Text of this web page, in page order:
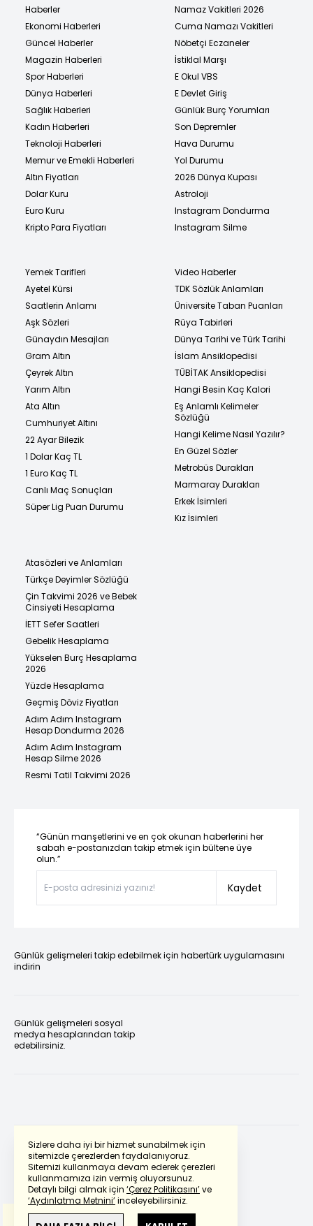
Sizlere daha iyi bir hizmet sunabilmek için
sitemizde çerezlerden faydalanıyoruz.
Sitemizi kullanmaya devam ederek çerezleri
kullanmamıza izin vermiş oluyorsunuz.
Detaylı bilgi almak için ‘Çerez Politikasını’ve
‘Aydınlatma Metnini’inceleyebilirsiniz.
Haberler
Ekonomi Haberleri
Güncel Haberler
Magazin Haberleri
Spor Haberleri
Dünya Haberleri
Sağlık Haberleri
Kadın Haberleri
Teknoloji Haberleri
Memur ve Emekli Haberleri
Altın Fiyatları
Dolar Kuru
Euro Kuru
Kripto Para Fiyatları
Namaz Vakitleri 2026
Cuma Namazı Vakitleri
Nöbetçi Eczaneler
İstiklal Marşı
E Okul VBS
E Devlet Giriş
Günlük Burç Yorumları
Son Depremler
Hava Durumu
Yol Durumu
2026 Dünya Kupası
Astroloji
Instagram Dondurma
Instagram Silme
Yemek Tarifleri
Ayetel Kürsi
Saatlerin Anlamı
Aşk Sözleri
Günaydın Mesajları
Gram Altın
Çeyrek Altın
Yarım Altın
Ata Altın
Cumhuriyet Altını
22 Ayar Bilezik
1 Dolar Kaç TL
1 Euro Kaç TL
Canlı Maç Sonuçları
Süper Lig Puan Durumu
Video Haberler
TDK Sözlük Anlamları
Üniversite Taban Puanları
Rüya Tabirleri
Dünya Tarihi ve Türk Tarihi
İslam Ansiklopedisi
TÜBİTAK Ansiklopedisi
Hangi Besin Kaç Kalori
Eş Anlamlı Kelimeler
Sözlüğü
Hangi Kelime Nasıl Yazılır?
En Güzel Sözler
Metrobüs Durakları
Marmaray Durakları
Erkek İsimleri
Kız İsimleri
Atasözleri ve Anlamları
Türkçe Deyimler Sözlüğü
Çin Takvimi 2026 ve Bebek
Cinsiyeti Hesaplama
İETT Sefer Saatleri
Gebelik Hesaplama
Yükselen Burç Hesaplama
2026
Yüzde Hesaplama
Geçmiş Döviz Fiyatları
Adım Adım Instagram
Hesap Dondurma 2026
Adım Adım Instagram
Hesap Silme 2026
Resmi Tatil Takvimi 2026
“Günün manşetlerini ve en çok okunan haberlerini her
sabah e-postanızdan takip etmek için bültene üye
olun.”
Kaydet
Günlük gelişmeleri takip edebilmek için habertürk uygulamasını
indirin
Günlük gelişmeleri sosyal
medya hesaplarından takip
edebilirsiniz.
Powered by Translate
Bu çevirideGoogle Transletekullanılmıştır.